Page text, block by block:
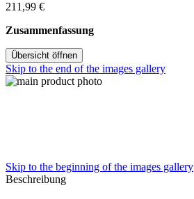
211,99 €
Zusammenfassung
Übersicht öffnen
Skip to the end of the images gallery
Skip to the beginning of the images gallery
Beschreibung